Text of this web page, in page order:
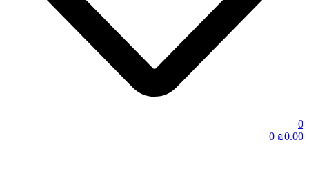
0
₪0.00
0